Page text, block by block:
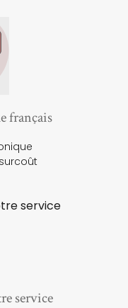
français
service